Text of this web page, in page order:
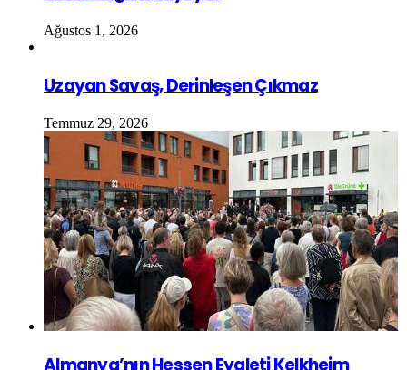
Ağustos 1, 2026
Uzayan Savaş, Derinleşen Çıkmaz
Temmuz 29, 2026